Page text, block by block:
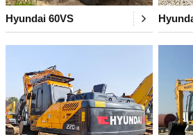
Hyundai 60VS